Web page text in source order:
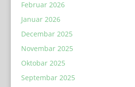
Februar 2026
Januar 2026
Decembar 2025
Novembar 2025
Oktobar 2025
Septembar 2025